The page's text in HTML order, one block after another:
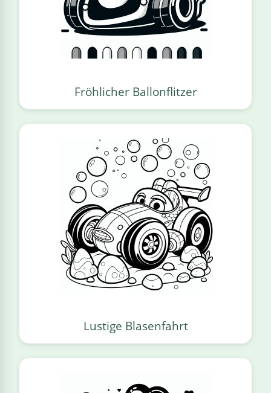
Fröhlicher Ballonflitzer
Lustige Blasenfahrt